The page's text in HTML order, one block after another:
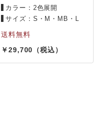
カラー：2色展開
サイズ：S・M・MB・L
29,700